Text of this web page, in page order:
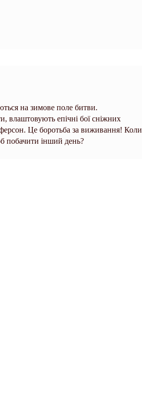
на зимове поле битви.
влаштовують епічні бої сніжних
Це боротьба за виживання! Коли
побачити інший день?